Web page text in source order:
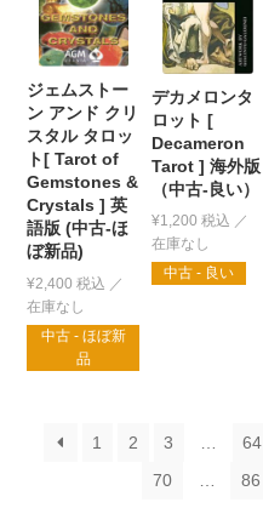
ジェムストー
ン アンド クリ
スタル タロッ
ト[ Tarot of
Gemstones &
Crystals ] 英
語版 (中古-ほ
ぼ新品)
¥2,400 税込
中古 - ほぼ新
品
デカメロンタ
ロット [
Decameron
Tarot ] 海外版
（中古-良い）
¥1,200 税込
中古 - 良い
1 2 3 64
70
… 86